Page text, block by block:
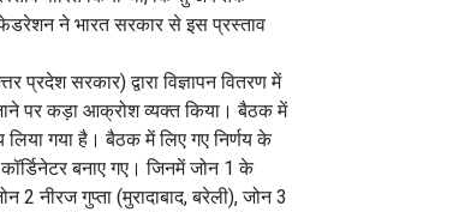
ने भारत सरकार से इस प्रस्ताव
सरकार) द्वारा विज्ञापन वितरण में
पर कड़ा आक्रोश व्यक्त किया। बैठक में
लिया गया है। बैठक में लिए गए निर्णय के
बनाए गए। जिनमें जोन 1 के
नीरज गुप्ता (मुरादाबाद, बरेली), जोन 3